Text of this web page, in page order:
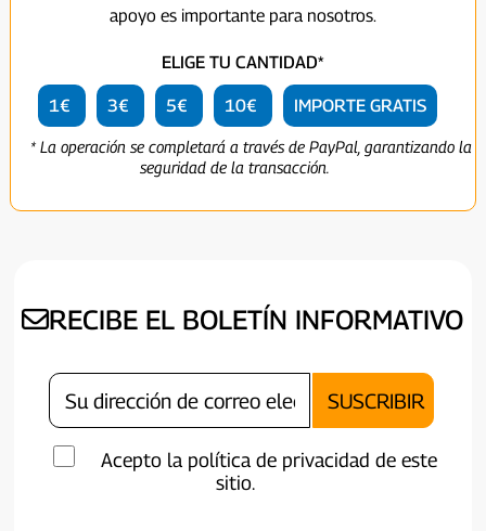
apoyo es importante para nosotros.
ELIGE TU CANTIDAD*
1€ 3€ 5€ 10€ IMPORTE GRATIS
* La operación se completará a través de PayPal, garantizando la
seguridad de la transacción.
RECIBE EL BOLETÍN INFORMATIVO
Acepto la política de privacidad de este
sitio.